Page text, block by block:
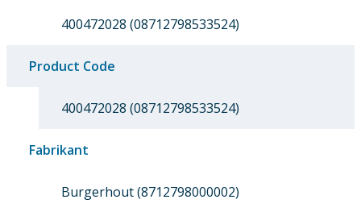
400472028 (08712798533524)
Product Code
400472028 (08712798533524)
Fabrikant
Burgerhout (8712798000002)